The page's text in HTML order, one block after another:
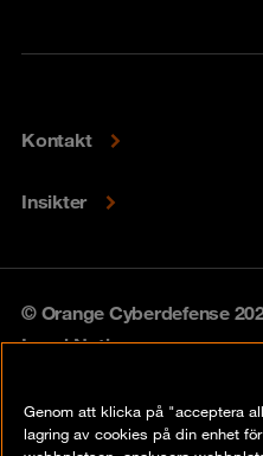
Kontakt
Insikter
© Orange Cyberdefense
Legal Notice
Vulnerability policy
Genom att klicka på "acceptera
lagring av cookies på din enhet